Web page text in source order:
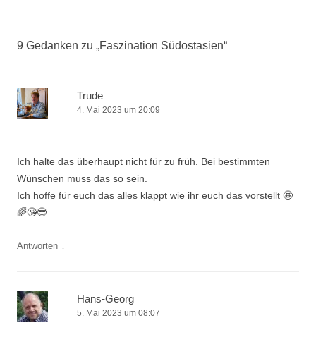
9 Gedanken zu „Faszination Südostasien“
Trude
4. Mai 2023 um 20:09
Ich halte das überhaupt nicht für zu früh. Bei bestimmten
Wünschen muss das so sein.
Ich hoffe für euch das alles klappt wie ihr euch das vorstellt 🤩
🌈😘😎
Antworten ↓
Hans-Georg
5. Mai 2023 um 08:07